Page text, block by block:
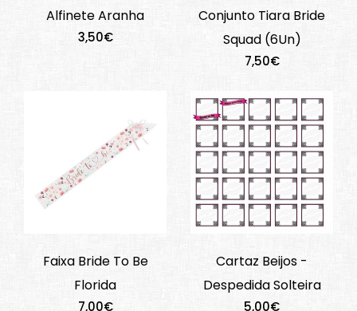
Alfinete Aranha
3,50€
Conjunto Tiara Bride
Squad (6Un)
7,50€
Faixa Bride To Be
Florida
7,00€
Cartaz Beijos -
Despedida Solteira
5,00€